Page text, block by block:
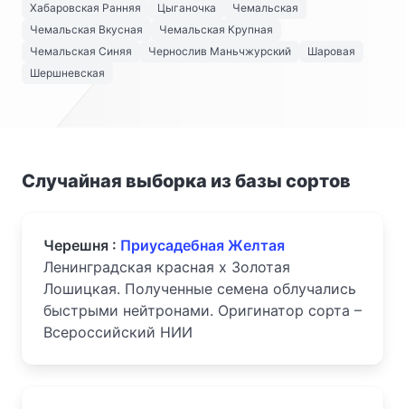
Хабаровская Ранняя
Цыганочка
Чемальская
Чемальская Вкусная
Чемальская Крупная
Чемальская Синяя
Чернослив Маньчжурский
Шаровая
Шершневская
Случайная выборка из базы сортов
Черешня : Приусадебная Желтая
Ленинградская красная х Золотая
Лошицкая. Полученные семена облучались
быстрыми нейтронами. Оригинатор сорта –
Всероссийский НИИ